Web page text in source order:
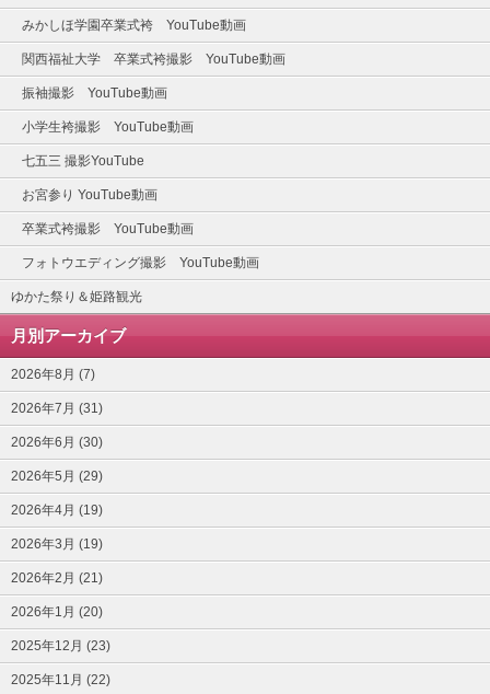
みかしほ学園卒業式袴 YouTube動画
関西福祉大学 卒業式袴撮影 YouTube動画
振袖撮影 YouTube動画
小学生袴撮影 YouTube動画
七五三 撮影YouTube
お宮参り YouTube動画
卒業式袴撮影 YouTube動画
フォトウエディング撮影 YouTube動画
ゆかた祭り＆姫路観光
月別アーカイブ
2026年8月 (7)
2026年7月 (31)
2026年6月 (30)
2026年5月 (29)
2026年4月 (19)
2026年3月 (19)
2026年2月 (21)
2026年1月 (20)
2025年12月 (23)
2025年11月 (22)